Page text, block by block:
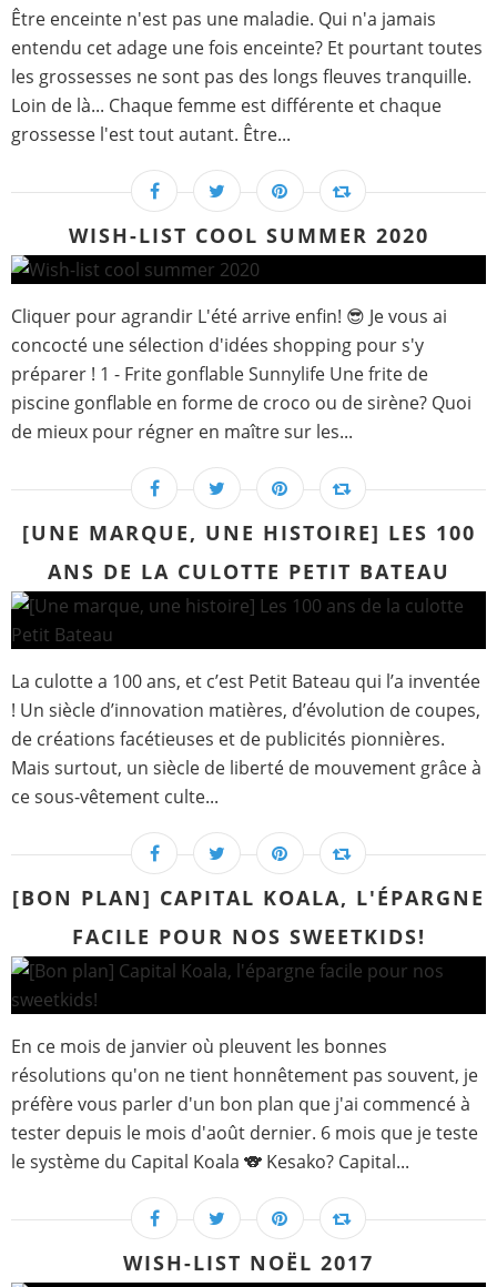
Être enceinte n'est pas une maladie. Qui n'a jamais
entendu cet adage une fois enceinte? Et pourtant toutes
les grossesses ne sont pas des longs fleuves tranquille.
Loin de là... Chaque femme est différente et chaque
grossesse l'est tout autant. Être...
WISH-LIST COOL SUMMER 2020
Cliquer pour agrandir L'été arrive enfin! 😎 Je vous ai
concocté une sélection d'idées shopping pour s'y
préparer ! 1 - Frite gonflable Sunnylife Une frite de
piscine gonflable en forme de croco ou de sirène? Quoi
de mieux pour régner en maître sur les...
[UNE MARQUE, UNE HISTOIRE] LES 100
ANS DE LA CULOTTE PETIT BATEAU
La culotte a 100 ans, et c’est Petit Bateau qui l’a inventée
! Un siècle d’innovation matières, d’évolution de coupes,
de créations facétieuses et de publicités pionnières.
Mais surtout, un siècle de liberté de mouvement grâce à
ce sous-vêtement culte...
[BON PLAN] CAPITAL KOALA, L'ÉPARGNE
FACILE POUR NOS SWEETKIDS!
En ce mois de janvier où pleuvent les bonnes
résolutions qu'on ne tient honnêtement pas souvent, je
préfère vous parler d'un bon plan que j'ai commencé à
tester depuis le mois d'août dernier. 6 mois que je teste
le système du Capital Koala 🐨 Kesako? Capital...
WISH-LIST NOËL 2017